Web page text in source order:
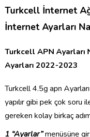
Turkcell İnternet
İnternet Ayarları
Turkcell APN Ayarları
Ayarları 2022-2023
Turkcell 4.5g apn
yapılır gibi pek çok soru
gereken kolay birkaç
1 “Ayarlar”menüsüne gir.